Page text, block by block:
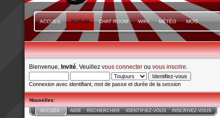
ACCUEIL FORUM CHAT ROOM WIKI MÉTÉO MOG
Bienvenue, Invité . Veuillez vous connecter ou vous inscrire
Connexion avec identifiant, mot de passe et durée de la session
Nouvelles:
ACCUEIL AIDE RECHERCHER IDENTIFIEZ-VOUS INSCRIVEZ-VOUS